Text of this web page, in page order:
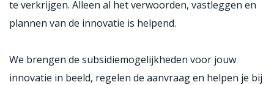
te verkrijgen. Alleen al het verwoorden, vastleggen en
plannen van de innovatie is helpend.
We brengen de subsidiemogelijkheden voor jouw
innovatie in beeld, regelen de aanvraag en helpen je bij